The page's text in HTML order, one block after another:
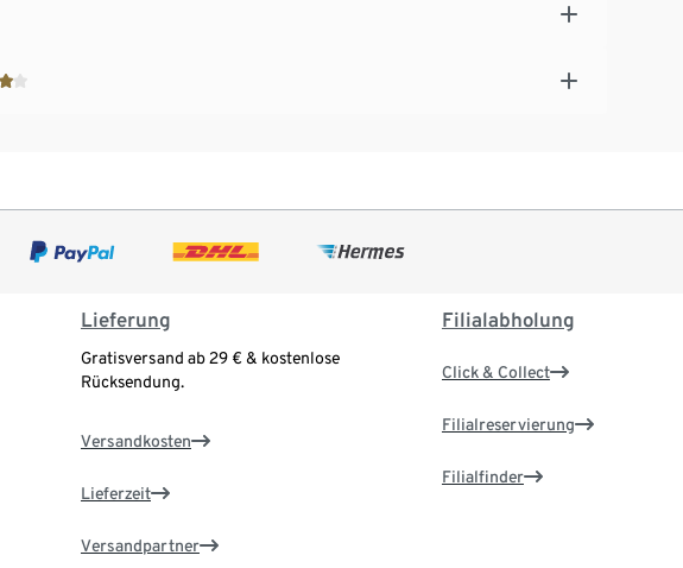
Lieferung
Gratisversand ab 29 € & kostenlose
Rücksendung.
Versandkosten
Lieferzeit
Versandpartner
Filialabholung
Click & Collect
Filialreservierung
Filialfinder